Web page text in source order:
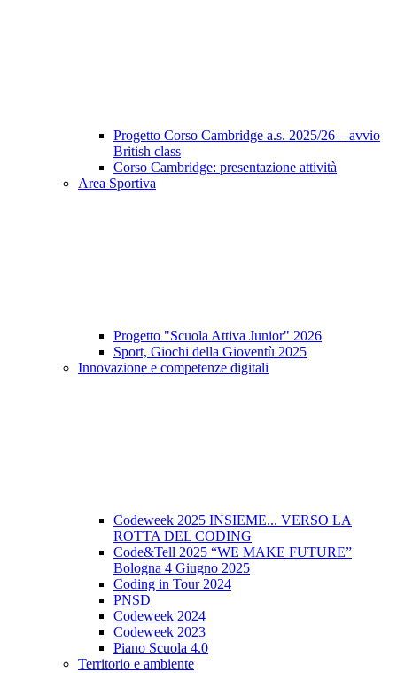
Progetto Corso Cambridge a.s. 2025/26 – avvio
British class
Corso Cambridge: presentazione attività
Area Sportiva
Progetto "Scuola Attiva Junior" 2026
Sport, Giochi della Gioventù 2025
Innovazione e competenze digitali
Codeweek 2025 INSIEME... VERSO LA
ROTTA DEL CODING
Code&Tell 2025 “WE MAKE FUTURE”
Bologna 4 Giugno 2025
Coding in Tour 2024
PNSD
Codeweek 2024
Codeweek 2023
Piano Scuola 4.0
Territorio e ambiente